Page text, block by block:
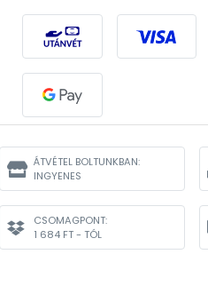
ÁTVÉTEL BOLTUNKBAN:
INGYENES
CSOMAGPONT:
1 684 FT - TÓL